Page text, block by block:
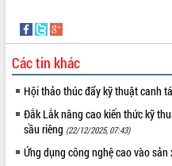
Khám bệnh, cấp phát thuốc miễn phí
và tặng quà người dân xã Cư Pui
Hội nghị UBND tỉnh Đắk Lắk thường kỳ
tháng 7/2026
Lễ truy tặng danh hiệu “Bà Mẹ Việt
Nam Anh hùng” và trao Huân chương
Lao động
UBND tỉnh Đắk Lắk triển khai nhiệm
ALBUM ẢNH
Các tin khác
Hội thảo thúc đẩy kỹ thuật canh
Đắk Lắk nâng cao kiến thức kỹ
sầu riêng (22/12/2025, 07:43)
Ứng dụng công nghệ cao vào